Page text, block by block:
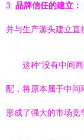
3. 品牌信任的建立：
并与生产源头建立直
这种“没有中间
配，将原本属于中间
形成了强大的市场竞